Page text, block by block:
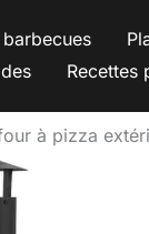
barbecues
Recettes
à pizza